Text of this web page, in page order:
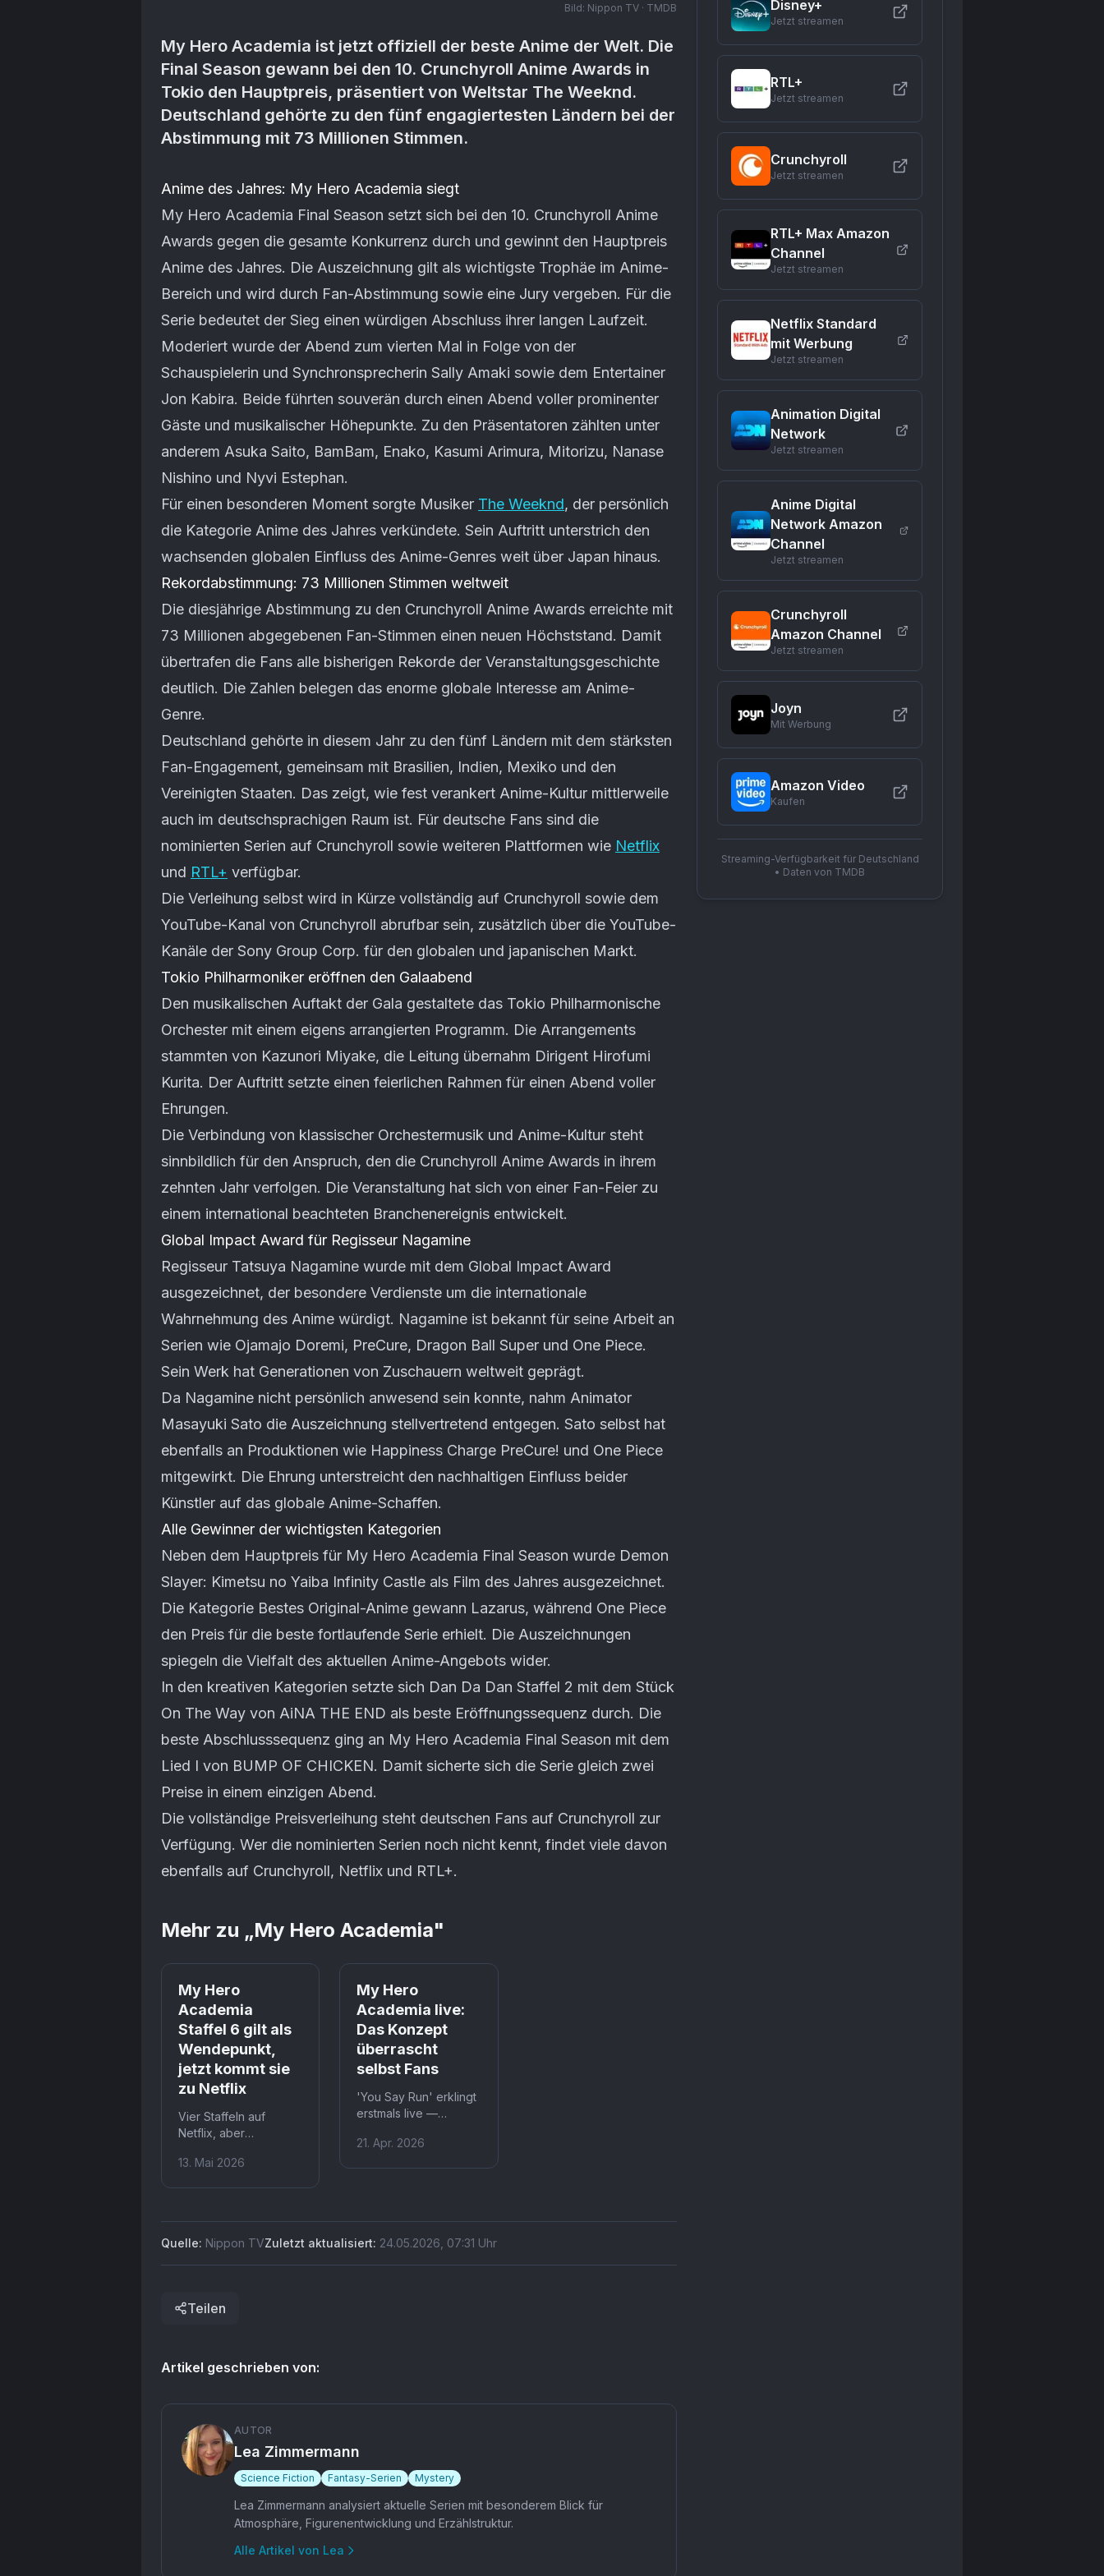
Bild: Nippon TV · TMDB
My Hero Academia ist jetzt offiziell der beste Anime der Welt. Die
Final Season gewann bei den 10. Crunchyroll Anime Awards in
Tokio den Hauptpreis, präsentiert von Weltstar The Weeknd.
Deutschland gehörte zu den fünf engagiertesten Ländern bei der
Abstimmung mit 73 Millionen Stimmen.
Artikel-Inhalt
Anime des Jahres: My Hero Academia siegt
My Hero Academia Final Season setzt sich bei den 10. Crunchyroll Anime
Awards gegen die gesamte Konkurrenz durch und gewinnt den Hauptpreis
Anime des Jahres. Die Auszeichnung gilt als wichtigste Trophäe im Anime-
Bereich und wird durch Fan-Abstimmung sowie eine Jury vergeben. Für die
Serie bedeutet der Sieg einen würdigen Abschluss ihrer langen Laufzeit.
Moderiert wurde der Abend zum vierten Mal in Folge von der
Schauspielerin und Synchronsprecherin Sally Amaki sowie dem Entertainer
Jon Kabira. Beide führten souverän durch einen Abend voller prominenter
Gäste und musikalischer Höhepunkte. Zu den Präsentatoren zählten unter
anderem Asuka Saito, BamBam, Enako, Kasumi Arimura, Mitorizu, Nanase
Nishino und Nyvi Estephan.
Für einen besonderen Moment sorgte Musiker The Weeknd, der persönlich
die Kategorie Anime des Jahres verkündete. Sein Auftritt unterstrich den
wachsenden globalen Einfluss des Anime-Genres weit über Japan hinaus.
Rekordabstimmung: 73 Millionen Stimmen weltweit
Die diesjährige Abstimmung zu den Crunchyroll Anime Awards erreichte mit
73 Millionen abgegebenen Fan-Stimmen einen neuen Höchststand. Damit
übertrafen die Fans alle bisherigen Rekorde der Veranstaltungsgeschichte
deutlich. Die Zahlen belegen das enorme globale Interesse am Anime-
Genre.
Deutschland gehörte in diesem Jahr zu den fünf Ländern mit dem stärksten
Fan-Engagement, gemeinsam mit Brasilien, Indien, Mexiko und den
Vereinigten Staaten. Das zeigt, wie fest verankert Anime-Kultur mittlerweile
auch im deutschsprachigen Raum ist. Für deutsche Fans sind die
nominierten Serien auf Crunchyroll sowie weiteren Plattformen wie Netflix
und RTL+ verfügbar.
Die Verleihung selbst wird in Kürze vollständig auf Crunchyroll sowie dem
YouTube-Kanal von Crunchyroll abrufbar sein, zusätzlich über die YouTube-
Kanäle der Sony Group Corp. für den globalen und japanischen Markt.
Tokio Philharmoniker eröffnen den Galaabend
Den musikalischen Auftakt der Gala gestaltete das Tokio Philharmonische
Orchester mit einem eigens arrangierten Programm. Die Arrangements
stammten von Kazunori Miyake, die Leitung übernahm Dirigent Hirofumi
Kurita. Der Auftritt setzte einen feierlichen Rahmen für einen Abend voller
Ehrungen.
Die Verbindung von klassischer Orchestermusik und Anime-Kultur steht
sinnbildlich für den Anspruch, den die Crunchyroll Anime Awards in ihrem
zehnten Jahr verfolgen. Die Veranstaltung hat sich von einer Fan-Feier zu
einem international beachteten Branchenereignis entwickelt.
Global Impact Award für Regisseur Nagamine
Regisseur Tatsuya Nagamine wurde mit dem Global Impact Award
ausgezeichnet, der besondere Verdienste um die internationale
Wahrnehmung des Anime würdigt. Nagamine ist bekannt für seine Arbeit an
Serien wie Ojamajo Doremi, PreCure, Dragon Ball Super und One Piece.
Sein Werk hat Generationen von Zuschauern weltweit geprägt.
Da Nagamine nicht persönlich anwesend sein konnte, nahm Animator
Masayuki Sato die Auszeichnung stellvertretend entgegen. Sato selbst hat
ebenfalls an Produktionen wie Happiness Charge PreCure! und One Piece
mitgewirkt. Die Ehrung unterstreicht den nachhaltigen Einfluss beider
Künstler auf das globale Anime-Schaffen.
Alle Gewinner der wichtigsten Kategorien
Neben dem Hauptpreis für My Hero Academia Final Season wurde Demon
Slayer: Kimetsu no Yaiba Infinity Castle als Film des Jahres ausgezeichnet.
Die Kategorie Bestes Original-Anime gewann Lazarus, während One Piece
den Preis für die beste fortlaufende Serie erhielt. Die Auszeichnungen
spiegeln die Vielfalt des aktuellen Anime-Angebots wider.
In den kreativen Kategorien setzte sich Dan Da Dan Staffel 2 mit dem Stück
On The Way von AiNA THE END als beste Eröffnungssequenz durch. Die
beste Abschlusssequenz ging an My Hero Academia Final Season mit dem
Lied I von BUMP OF CHICKEN. Damit sicherte sich die Serie gleich zwei
Preise in einem einzigen Abend.
Die vollständige Preisverleihung steht deutschen Fans auf Crunchyroll zur
Verfügung. Wer die nominierten Serien noch nicht kennt, findet viele davon
ebenfalls auf Crunchyroll, Netflix und RTL+.
Mehr zu „My Hero Academia"
My Hero
Academia
Staffel 6 gilt als
Wendepunkt,
jetzt kommt sie
zu Netflix
Vier Staffeln auf
Netflix, aber
stärkste fehlte bisher.
Katalog. Damit hinkt
die Plattform dem
immer hinterher.
13. Mai 2026
My Hero
Academia live:
Das Konzept
überrascht
selbst Fans
'You Say Run' erklingt
erstmals live —
aus allen acht Staffeln.
Tournee ab
21. Apr. 2026
Quelle: Nippon TVZuletzt aktualisiert: 24.05.2026 07:31 Uhr
Teilen
Artikel geschrieben von:
AUTOR
Lea Zimmermann
Science Fiction Fantasy-Serien Mystery
Lea Zimmermann analysiert aktuelle Serien mit besonderem Blick für
Atmosphäre, Figurenentwicklung und Erzählstruktur.
Alle Artikel von Lea
Disney+
Jetzt streamen
RTL+
Jetzt streamen
Crunchyroll
Jetzt streamen
RTL+ Max Amazon
Channel
Jetzt streamen
Netflix Standard
mit Werbung
Jetzt streamen
Animation Digital
Network
Jetzt streamen
Anime Digital
Network Amazon
Channel
Jetzt streamen
Crunchyroll
Amazon Channel
Jetzt streamen
Joyn
Mit Werbung
Amazon Video
Kaufen
Streaming-Verfügbarkeit für Deutschland
• Daten von TMDB